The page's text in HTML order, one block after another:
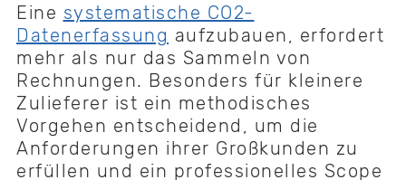
Eine systematische CO2-
Datenerfassung aufzubauen, erfordert
mehr als nur das Sammeln von
Rechnungen. Besonders für kleinere
Zulieferer ist ein methodisches
Vorgehen entscheidend, um die
Anforderungen ihrer Großkunden zu
erfüllen und ein professionelles Scope